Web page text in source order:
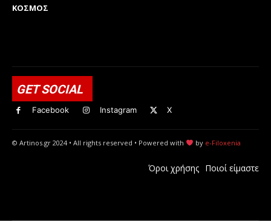
ΚΟΣΜΟΣ
GET SOCIAL
Facebook Instagram X
© Artinos.gr 2024 • All rights reserved • Powered with by e-Filoxenia
Όροι χρήσης Ποιοί είμαστε